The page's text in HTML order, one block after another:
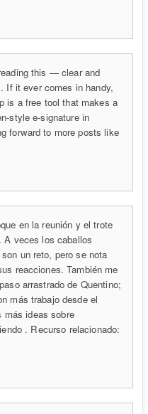
this — clear and
If it ever comes in handy,
is a free tool that makes a
style e-signature in
forward to more posts like
en la reunión y el trote
A veces los caballos
un reto, pero se nota
reacciones. También me
arrastrado de Quentino;
más trabajo desde el
más ideas sobre
. Recurso relacionado: